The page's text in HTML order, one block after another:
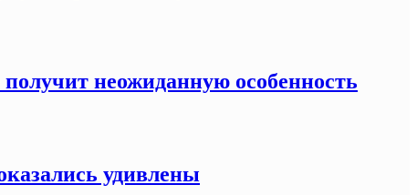
неожиданную особенность
удивлены